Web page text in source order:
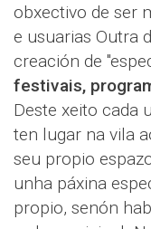
obxectivo de ser
e usuarias Outra
creación de
festivais,
Deste xeito cada
ten lugar na vila
seu propio
unha páxina
propio, senón